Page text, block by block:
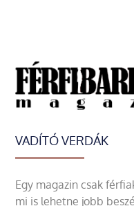
VADÍTÓ VERDÁK
Egy magazin csak
mi is lehetne jobb